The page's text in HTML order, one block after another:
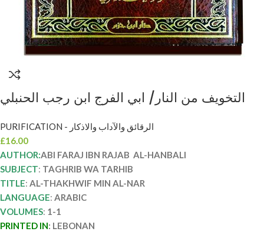
التخويف من النار/ ابي الفرج ابن رجب الحنبلي
PURIFICATION - الرقائق والآداب والاذكار
£16.00
AUTHOR:ABI FARAJ IBN RAJAB AL-HANBALI
SUBJECT: TAGHRIB WA TARHIB
TITLE: AL-THAKHWIF MIN AL-NAR
LANGUAGE: ARABIC
VOLUMES: 1-1
PRINTED IN: LEBONAN